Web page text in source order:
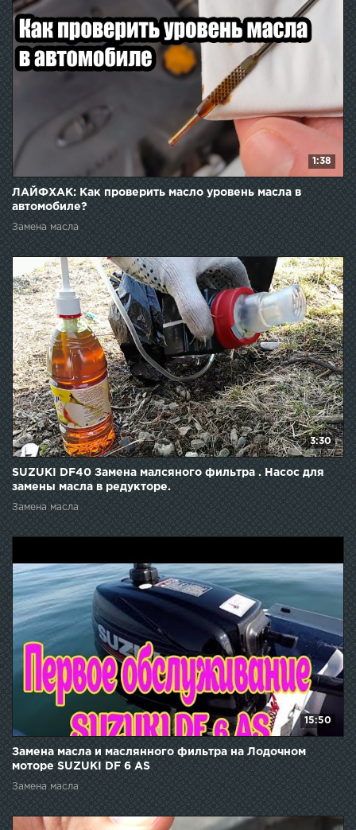
1:38
ЛАЙФХАК: Как проверить масло уровень масла в
автомобиле?
Замена масла
3:30
SUZUKI DF40 Замена малсяного фильтра . Насос для
замены масла в редукторе.
Замена масла
15:50
Замена масла и маслянного фильтра на Лодочном
моторе SUZUKI DF 6 AS
Замена масла